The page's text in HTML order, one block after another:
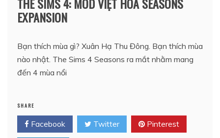
THE SIMS 4: MOD VIỆT HÓA SEASONS
EXPANSION
Bạn thích mùa gì? Xuân Hạ Thu Đông. Bạn thích mùa
nào nhật. The Sims 4 Seasons ra mắt nhằm mang
đến 4 mùa nổi
SHARE
Facebook Twitter Pinterest